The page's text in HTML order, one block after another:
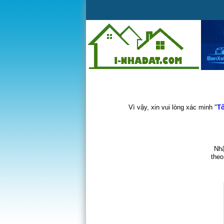
Vì vậy, xin vui lòng xác minh "